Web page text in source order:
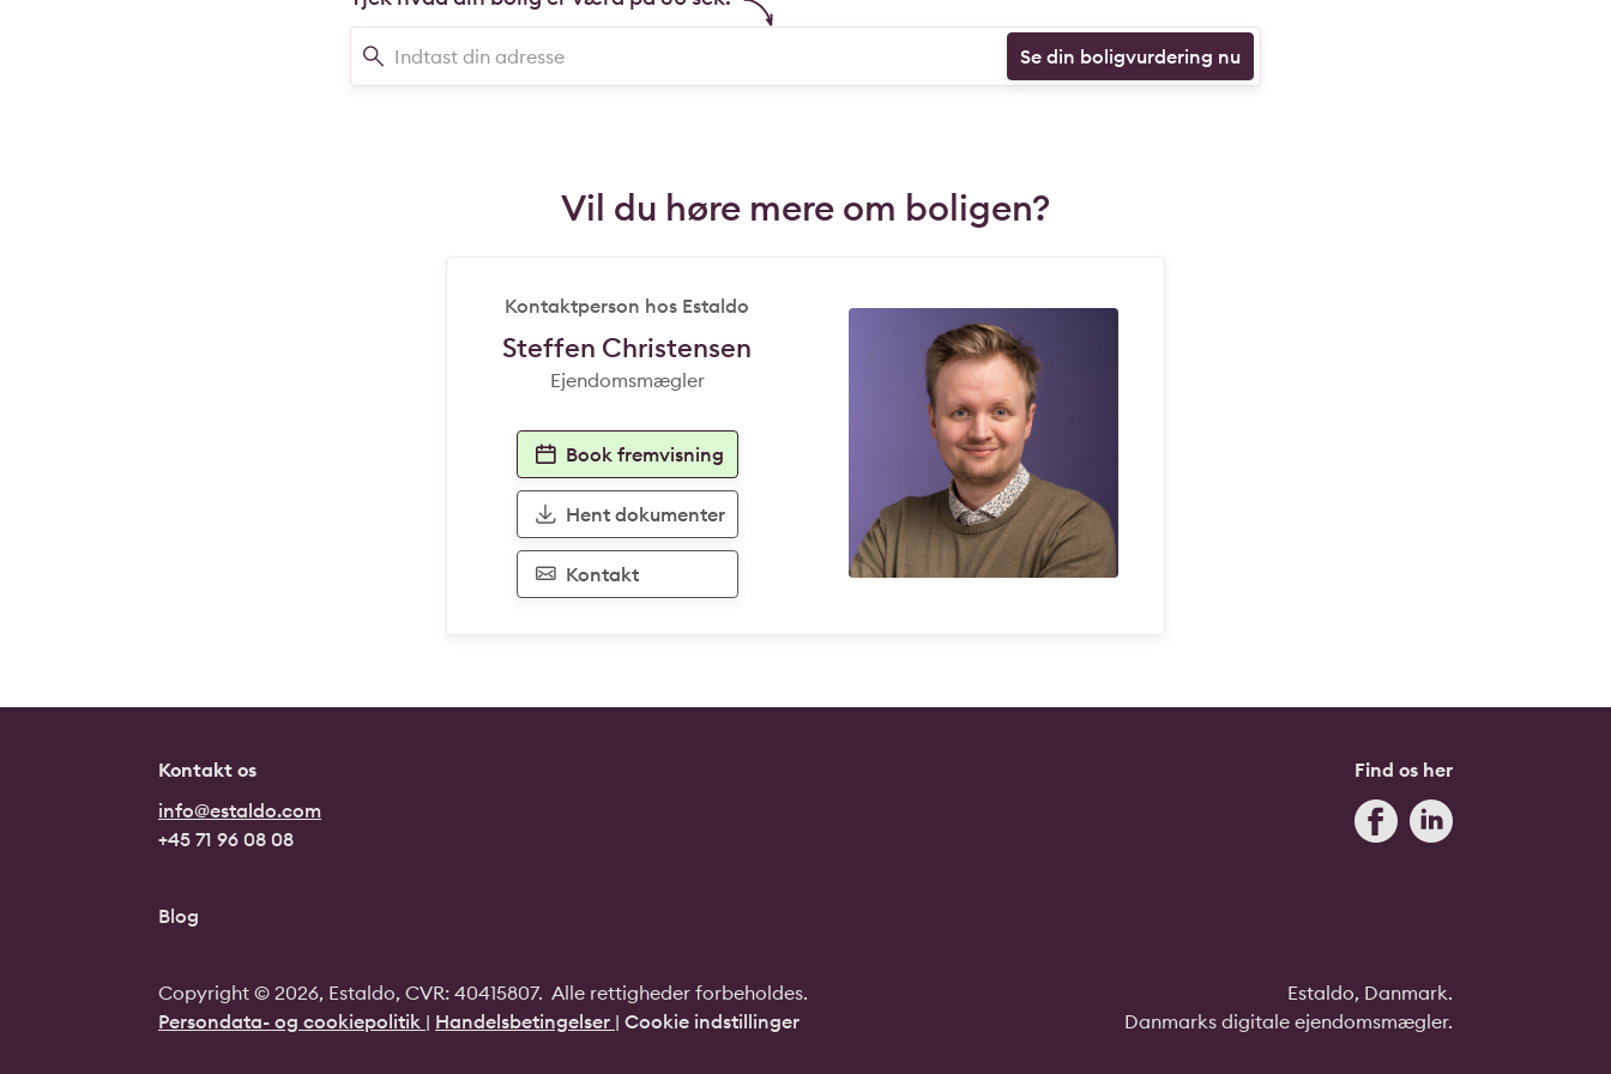
Se din boligvurdering nu
Vil du høre mere om boligen?
Kontaktperson hos Estaldo
Steffen Christensen
Ejendomsmægler
Book fremvisning
Hent dokumenter
Kontakt
Kontakt os
info@estaldo.com
+45 71 96 08 08
Find os her
Blog
Copyright © 2026, Estaldo, CVR: 40415807. Alle rettigheder forbeholdes.
Persondata- og cookiepolitik | Handelsbetingelser | Cookie indstillinger
Estaldo, Danmark.
Danmarks digitale ejendomsmægler.